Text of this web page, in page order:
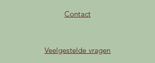
Contact
Veelgestelde vragen